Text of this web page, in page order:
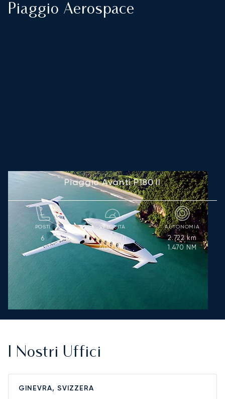
Piaggio Aerospace
Piaggio Avanti P180 II
POSTI
6
VELOCITÀ
741
km/h
400kts
AUTONOMIA
2.722km
1.470 NM
I Nostri Uffici
GINEVRA, SVIZZERA